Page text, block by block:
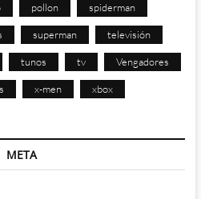
pollon spiderman
superman televisión
tunos tv Vengadores
x-men xbox
META